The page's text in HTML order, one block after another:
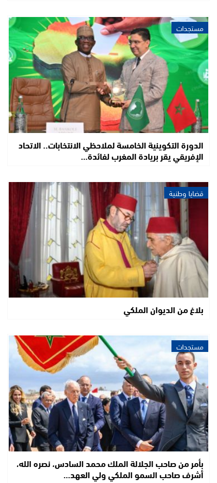
مستجدات
الدورة التكوينية الخامسة لملاحظي الانتخابات.. الاتحاد
الإفريقي يقر بريادة المغرب لفائدة…
قضايا وطنية
بلاغ من الديوان الملكي
مستجدات
بأمر من صاحب الجلالة الملك محمد السادس، نصره الله،
أشرف صاحب السمو الملكي ولي العهد…